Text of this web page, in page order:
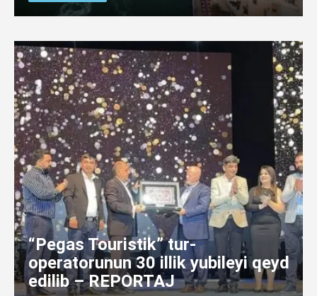
“Pegas Touristik” tur-
operatorunun 30 illik yubileyi qeyd
edilib – REPORTAJ